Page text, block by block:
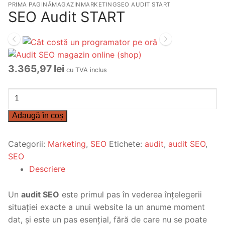
PRIMA PAGINĂMAGAZIN MARKETINGSEO AUDIT START
SEO Audit START
3.365,97 lei cu TVA inclus
Cantitate
SEO
Audit
Adaugă în coș
Categorii: Marketing, SEO Etichete: audit, audit SEO,
SEO
Descriere
Un audit SEO este primul pas în vederea înțelegerii
situației exacte a unui website la un anume moment
dat, și este un pas esențial, fără de care nu se poate